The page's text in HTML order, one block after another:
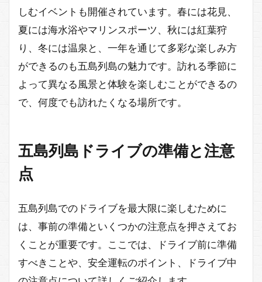
しむイベントも開催されています。春には花見、
夏には海水浴やマリンスポーツ、秋には紅葉狩
り、冬には温泉と、一年を通じて多彩な楽しみ方
ができるのも五島列島の魅力です。訪れる季節に
よって異なる風景と体験を楽しむことができるの
で、何度でも訪れたくなる場所です。
五島列島ドライブの準備と注意
点
五島列島でのドライブを最大限に楽しむために
は、事前の準備といくつかの注意点を押さえてお
くことが重要です。ここでは、ドライブ前に準備
すべきことや、安全運転のポイント、ドライブ中